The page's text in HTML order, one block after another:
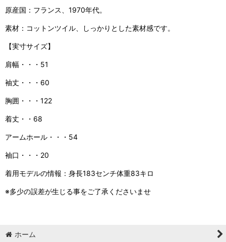
原産国：フランス、1970年代。
素材：コットンツイル、しっかりとした素材感です。
【実寸サイズ】
肩幅・・・51
袖丈・・・60
胸囲・・・122
着丈・・68
アームホール・・・54
袖口・・・20
着用モデルの情報：身長183センチ体重83キロ
※多少の誤差が生じる事をご了承くださいませ
ホーム